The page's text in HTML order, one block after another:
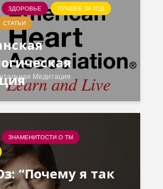
ЗДОРОВЬЕ ЛУЧШЕЕ ЗА ГОД
СТАТЬИ
Медитация
ЗНАМЕНИТОСТИ О ТМ
“Почему я так